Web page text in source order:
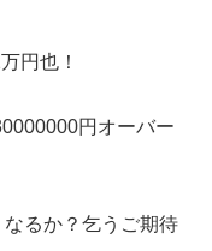
円也！
円オーバー
るか？乞うご期待